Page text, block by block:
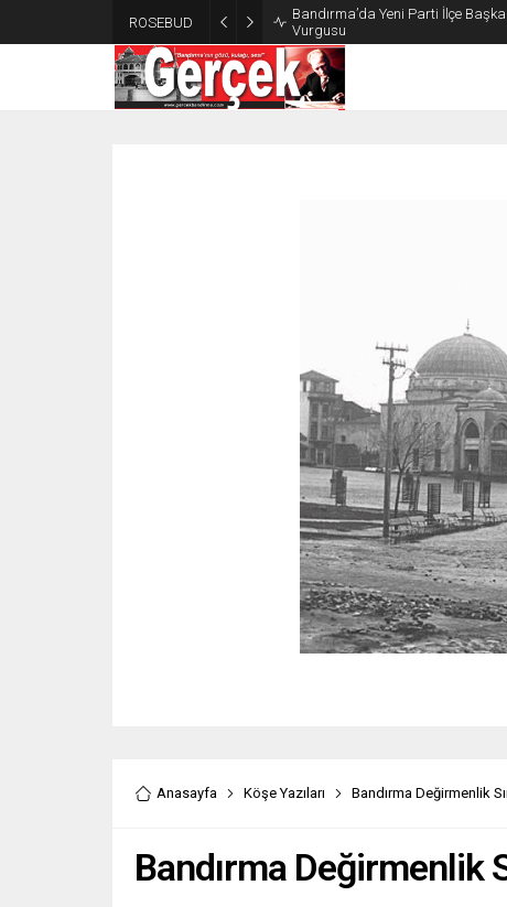
ROSEBUD
Bandırma’da Yeni Parti İlçe
Vurgusu
Anasayfa Köşe Yazıları Bandırma Değirmenlik
Bandırma Değirmenlik